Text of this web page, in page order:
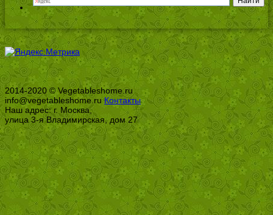
2014-2020 © Vegetableshome.ru
info@vegetableshome.ruКонтакты
Наш адрес: г. Москва,
улица 3-я Владимирская, дом 27